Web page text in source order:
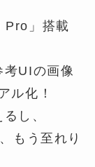
」搭載
考UIの画像
ル化！
し、
もう至れり